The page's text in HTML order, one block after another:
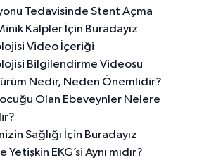
Tedavisinde Stent Açma
Kalpler İçin Buradayız
Video İçeriği
Bilgilendirme Videosu
Nedir, Neden Önemlidir?
Olan Ebeveynler Nelere
Sağlığı İçin Buradayız
Yetişkin EKG’si Aynı mıdır?